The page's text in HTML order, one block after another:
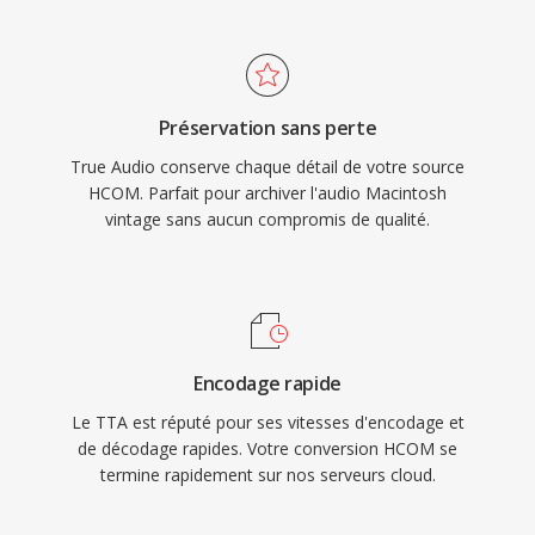
d&#039;archivés sonores Mac vintage.
plusieurs lecteurs portables, donnant à TTA un
avantage pratique sûr certains formats sans
perte concurrents. L&#039;implementation de
référence open-source est distribuee sous
licence GNU GPL, encourageant
l&#039;adoption communautaire et les
part du paysage de l&#039;audio sans perte,
apprecient sa simplicité et sa compression
transparente.
Préservation sans perte
True Audio conserve chaque détail de votre source
HCOM. Parfait pour archiver l'audio Macintosh
vintage sans aucun compromis de qualité.
Encodage rapide
Le TTA est réputé pour ses vitesses d'encodage et
de décodage rapides. Votre conversion HCOM se
termine rapidement sur nos serveurs cloud.